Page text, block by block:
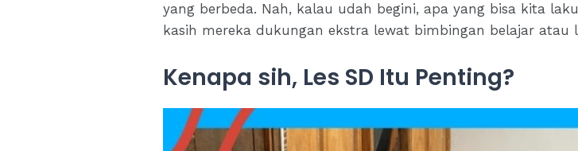
yang berbeda. Nah, kalau udah begini, apa yang bisa kita
kasih mereka dukungan ekstra lewat bimbingan belajar atau
Kenapa sih, Les SD Itu Penting?